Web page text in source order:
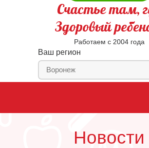
Счастье там,
Здоровый
Работаем с 2004 года
Ваш регион
Воронеж
Новости